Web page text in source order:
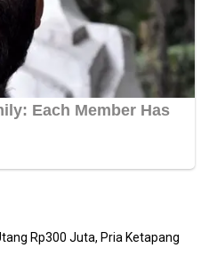
Rp300 Juta, Pria Ketapang